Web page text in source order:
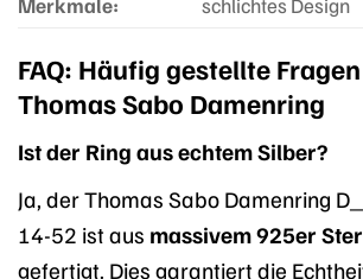
FAQ: Häufig gestellte
Thomas Sabo Damenring
Ist der Ring aus echtem Silber?
Ja, der Thomas Sabo Damenring
14-52 ist aus massivem 925er
gefertigt. Dies garantiert die